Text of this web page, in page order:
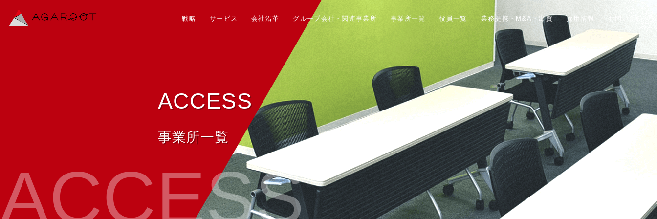
戦略 サービス 会社沿革 グループ会社・関連事業所 事業所一覧 役員一覧 業務提携・M&A・出資 採用情報
ACCESS
事業所一覧
ACCESS